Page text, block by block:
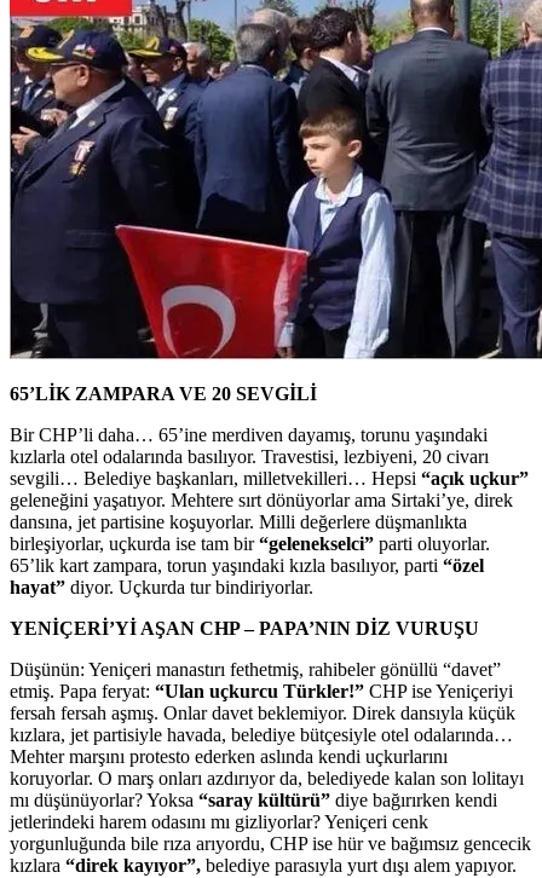
65’LİK ZAMPARA VE 20 SEVGİLİ
Bir CHP’li daha… 65’ine merdiven dayamış, torunu yaşındaki
kızlarla otel odalarında basılıyor. Travestisi, lezbiyeni, 20 civarı
sevgili… Belediye başkanları, milletvekilleri… Hepsi “açık uçkur”
geleneğini yaşatıyor. Mehtere sırt dönüyorlar ama Sirtaki’ye, direk
dansına, jet partisine koşuyorlar. Milli değerlere düşmanlıkta
birleşiyorlar, uçkurda ise tam bir“gelenekselci” parti oluyorlar.
65’lik kart zampara, torun yaşındaki kızla basılıyor, parti “özel
hayat” diyor. Uçkurda tur bindiriyorlar.
YENİÇERİ’Yİ AŞAN CHP – PAPA’NIN DİZ VURUŞU
Düşünün: Yeniçeri manastırı fethetmiş, rahibeler gönüllü “davet”
etmiş. Papa feryat: “Ulan uçkurcu Türkler!” CHP ise Yeniçeriyi
fersah fersah aşmış. Onlar davet beklemiyor. Direk dansıyla küçük
kızlara, jet partisiyle havada, belediye bütçesiyle otel odalarında…
Mehter marşını protesto ederken aslında kendi uçkurlarını
koruyorlar. O marş onları azdırıyor da, belediyede kalan son lolitayı
mı düşünüyorlar? Yoksa “saray kültürü” diye bağırırken kendi
jetlerindeki harem odasını mı gizliyorlar? Yeniçeri cenk
yorgunluğunda bile rıza arıyordu, CHP ise hür ve bağımsız gencecik
kızlara “direk kayıyor”, belediye parasıyla yurt dışı alem yapıyor.